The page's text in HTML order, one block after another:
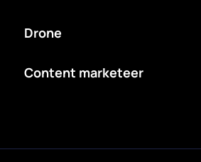
Drone
Content marketeer